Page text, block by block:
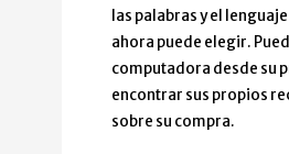
las palabras y el
ahora puede elegir.
computadora desde su
encontrar sus propios
sobre su compra.